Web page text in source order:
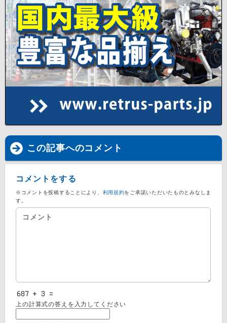
この記事へのコメント
コメントをする
※コメントを投稿することにより、 利用規約をご承諾いただいたものとみなしま
す。
上の計算式の答えを入力してください